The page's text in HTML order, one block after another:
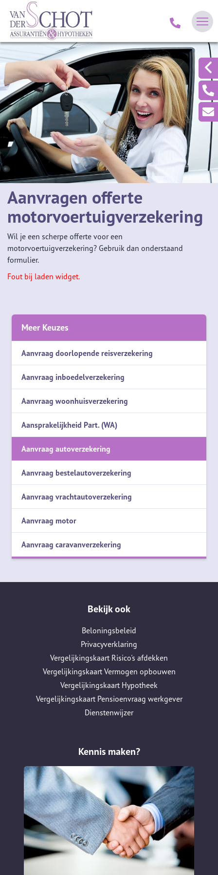
Aanvragen offerte
motorvoertuigverzekering
Wil je een scherpe offerte voor een
motorvoertuigverzekering? Gebruik dan onderstaand
formulier.
Fout bij laden widget.
Meer Keuzes
Aanvraag doorlopende reisverzekering
Aanvraag inboedelverzekering
Aanvraag woonhuisverzekering
Aansprakelijkheid Part. (WA)
Aanvraag autoverzekering
Aanvraag bestelautoverzekering
Aanvraag vrachtautoverzekering
Aanvraag motor
Aanvraag caravanverzekering
Bekijk ook
Beloningsbeleid
Privacyverklaring
Vergelijkingskaart Risico's afdekken
Vergelijkingskaart Vermogen opbouwen
Vergelijkingskaart Hypotheek
Vergelijkingskaart Pensioenvraag werkgever
Dienstenwijzer
Kennis maken?